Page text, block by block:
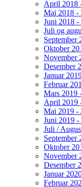
April 2018
Mai 2018 -
Juni 2018 -
Juli og
Oktober
November
Desember
Januar
Februar
Mars 2019
April 2019
Mai 2019 -
Juni 2019 -
Juli /
Oktober
November
Desember
Januar
Februar